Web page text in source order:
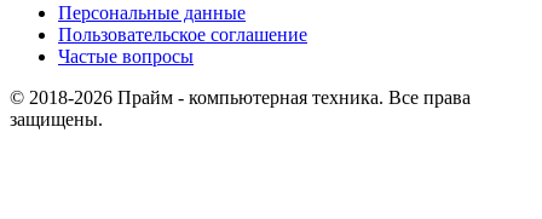
Персональные данные
Пользовательское соглашение
Частые вопросы
© 2018-2026 Прайм - компьютерная техника. Все права
защищены.